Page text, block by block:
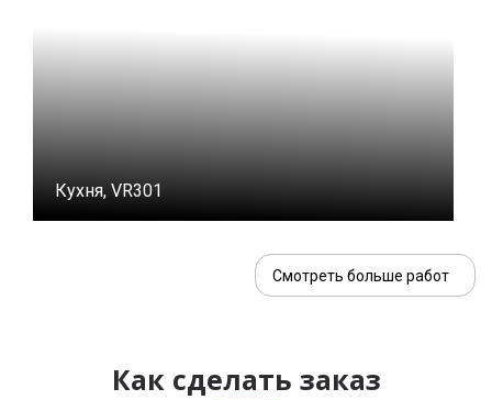
Кухня, VR301
Смотреть больше работ
Как сделать заказ